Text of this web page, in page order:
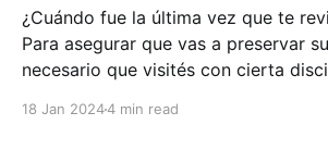
¿Cuándo fue la última vez que te
Para asegurar que vas a preservar
necesario que visités con cierta
18 Jan 20244 min read